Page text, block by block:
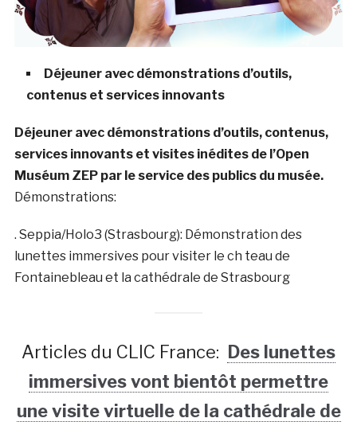
Déjeuner avec démonstrations d’outils,
contenus et services innovants
Déjeuner avec démonstrations d’outils, contenus,
services innovants et visites inédites de l’Open
Muséum ZEP par le service des publics du musée.
Démonstrations:
. Seppia/Holo3 (Strasbourg): Démonstration des
lunettes immersives pour visiter le ch teau de
Fontainebleau et la cathédrale de Strasbourg
Articles du CLIC France: Des lunettes
immersives vont bientôt permettre
une visite virtuelle de la cathédrale de